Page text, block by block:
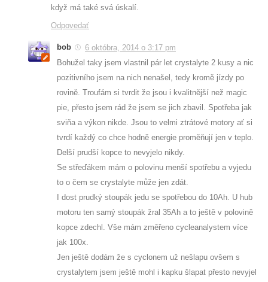
když má také svá úskalí.
Odpovedať
bob
6 októbra, 2014 o 3:17 pm
Bohužel taky jsem vlastnil pár let crystalyte 2 kusy a nic
pozitivního jsem na nich nenašel, tedy kromě jízdy po
rovině. Troufám si tvrdit že jsou i kvalitnější než magic
pie, přesto jsem rád že jsem se jich zbavil. Spotřeba jak
sviňa a výkon nikde. Jsou to velmi ztrátové motory ať si
tvrdí každý co chce hodně energie proměňují jen v teplo.
Delší prudší kopce to nevyjelo nikdy.
Se střeďákem mám o polovinu menší spotřebu a vyjedu
to o čem se crystalyte může jen zdát.
I dost prudký stoupák jedu se spotřebou do 10Ah. U hub
motoru ten samý stoupák žral 35Ah a to ještě v polovině
kopce zdechl. Vše mám změřeno cycleanalystem více
jak 100x.
Jen ještě dodám že s cyclonem už nešlapu ovšem s
crystalytem jsem ještě mohl i kapku šlapat přesto nevyjel